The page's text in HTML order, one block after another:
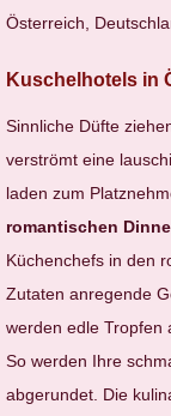
Österreich,
Kuschelhotels in
Sinnliche Düfte
verströmt eine
laden zum
romantischen
Küchenchefs in den
Zutaten anregende
werden edle Tropfen
So werden Ihre
abgerundet. Die